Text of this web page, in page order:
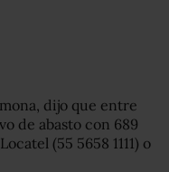
dijo que entre
de abasto con 689
(55 5658 1111) o